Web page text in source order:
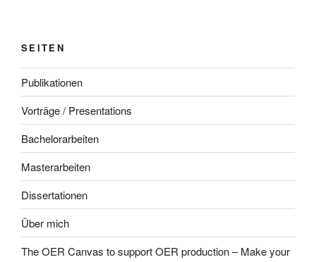
SEITEN
Publikationen
Vorträge / Presentations
Bachelorarbeiten
Masterarbeiten
Dissertationen
Über mich
The OER Canvas to support OER production – Make your